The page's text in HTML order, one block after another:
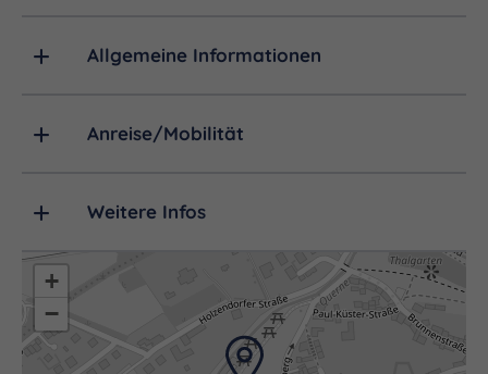
Der Braunsbrunnen, nach Brun benannt, war der
Brunnen sauber zu halten, wurde am Mittwoch
dieser mussten sich alle Einwohner von Thaldorf
beteiligen. Alte Leute, die dieser Pflicht nicht mehr
nachkommen konnten, lösten sich durch Zahlung
einer kleinen Geldsumme aus. Im Laufe der
Jahrhunderte entwickelte sich aus diesem
Allgemeine Informationen
Anreise/Mobilität
Weitere Infos
+
−